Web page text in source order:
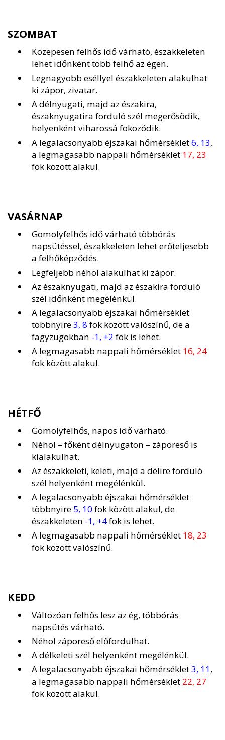
SZOMBAT
Közepesen felhős idő várható, északkeleten
lehet időnként több felhő az égen.
Legnagyobb eséllyel északkeleten alakulhat
ki zápor, zivatar.
A délnyugati, majd az északira,
északnyugatira forduló szél megerősödik,
helyenként viharossá fokozódik.
A legalacsonyabb éjszakai hőmérséklet6, 13,
a legmagasabb nappali hőmérséklet 17, 23
fok között alakul.
VASÁRNAP
Gomolyfelhős idő várható többórás
napsütéssel, északkeleten lehet erőteljesebb
a felhőképződés.
Legfeljebb néhol alakulhat ki zápor.
Az északnyugati, majd az északira forduló
szél időnként megélénkül.
A legalacsonyabb éjszakai hőmérséklet
többnyire3, 8 fok között valószínű, de a
fagyzugokban -1, +2 fok is lehet.
A legmagasabb nappali hőmérséklet 16, 24
fok között alakul.
HÉTFŐ
Gomolyfelhős, napos idő várható.
Néhol – főként délnyugaton – záporeső is
kialakulhat.
Az északkeleti, keleti, majd a délire forduló
szél helyenként megélénkül.
A legalacsonyabb éjszakai hőmérséklet
többnyire 5, 10fok között alakul, de
északkeleten -1, +4fok is lehet.
A legmagasabb nappali hőmérséklet 18, 23
fok között valószínű.
KEDD
Változóan felhős lesz az ég, többórás
napsütés várható.
Néhol záporeső előfordulhat.
A délkeleti szél helyenként megélénkül.
A legalacsonyabb éjszakai hőmérséklet3, 11,
a legmagasabb nappali hőmérséklet 22, 27
fok között alakul.